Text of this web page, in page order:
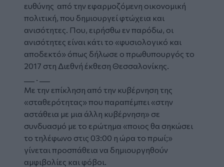
ευθύνης από την εφαρμοζόμενη οικονομική
πολιτική, που δημιουργεί φτώχεια και
ανισότητες. Που, ειρήσθω εν παρόδω, οι
ανισότητες είναι κάτι το «φυσιολογικό και
αποδεκτό» όπως δήλωσε ο πρωθυπουργός το
2017 στη Διεθνή έκθεση Θεσσαλονίκης.
___ . ___
Με την επίκληση από την κυβέρνηση της
«σταθερότητας» που παραπέμπει «στην
αστάθεια με μια άλλη κυβέρνηση» σε
συνδυασμό με το ερώτημα «ποιος θα σηκώσει
το τηλέφωνο στις 03:00 η ώρα το πρωί;»
γίνεται προσπάθεια να δημιουργηθούν
αμφιβολίες και φόβοι.